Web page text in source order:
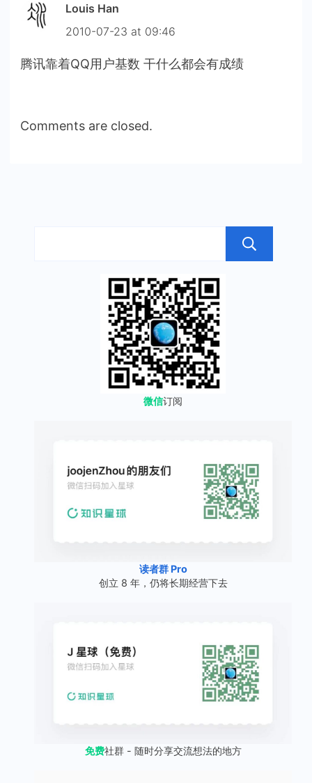
Louis Han
2010-07-23 at 09:46
腾讯靠着QQ用户基数 干什么都会有成绩
Comments are closed.
微信订阅
读者群 Pro
创立 8 年，仍将长期经营下去
免费社群 - 随时分享交流想法的地方